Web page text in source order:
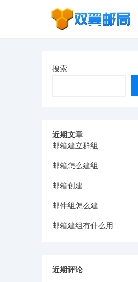
搜索
近期文章
邮箱建立群组
邮箱怎么建组
邮箱创建
邮件组怎么建
邮箱建组有什么用
近期评论